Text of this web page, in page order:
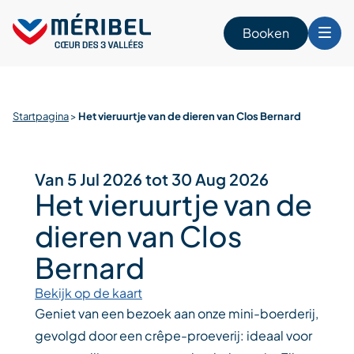
content
Booken
Startpagina> Het vieruurtje van de dieren van Clos Bernard
Van 5 Jul 2026 tot 30 Aug 2026
Het vieruurtje van de
dieren van Clos
Bernard
Bekijk op de kaart
Geniet van een bezoek aan onze mini-boerderij,
gevolgd door een crêpe-proeverij: ideaal voor